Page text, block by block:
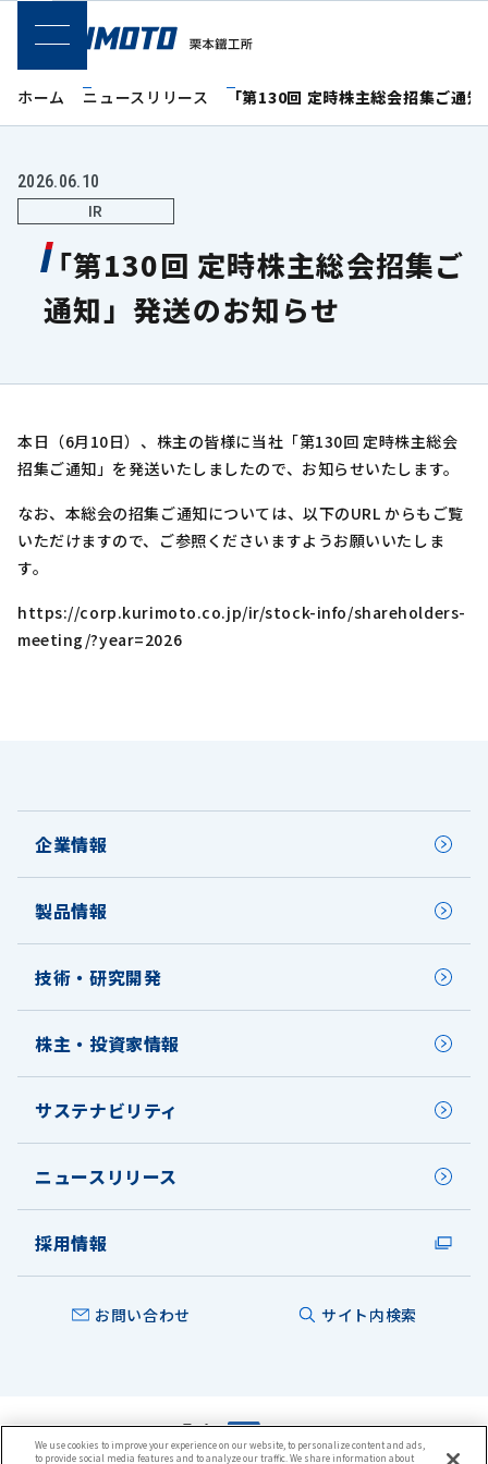
SPメニュー
ホーム ニュースリリース 「第130回 定時株主総会招集ご通
2026.06.10
IR
「第130回 定時株主総会招集ご
通知」発送のお知らせ
本日（6月10日）、株主の皆様に当社「第130回 定時株主総会
招集ご通知」を発送いたしましたので、お知らせいたします。
なお、本総会の招集ご通知については、以下のURL からもご覧
いただけますので、ご参照くださいますようお願いいたしま
す。
https://corp.kurimoto.co.jp/ir/stock-info/shareholders-
meeting/?year=2026
企業情報
製品情報
技術・研究開発
株主・投資家情報
サステナビリティ
ニュースリリース
採用情報
お問い合わせ サイト内検索
We use cookies to improve your experience on our website, to personalize content and ads,
to provide social media features and to analyze our traffic. We share information about